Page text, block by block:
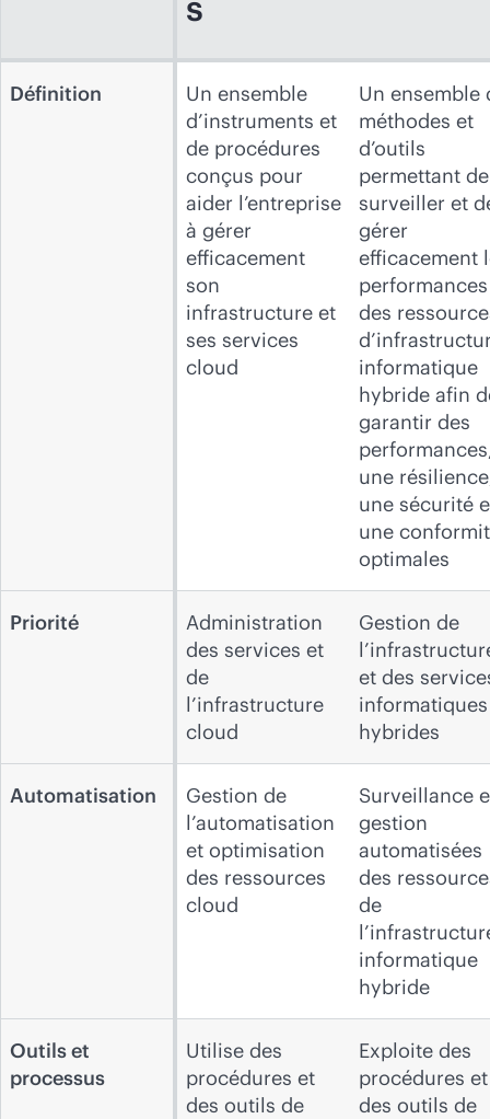
Définition
Un ensemble
d’instruments et
de procédures
conçus pour
aider l’entreprise
à gérer
efficacement
son
infrastructure et
ses services
cloud
Un ensemble
méthodes et
d’outils
permettant de
surveiller et
gérer
efficacement
performances
des
informatique
hybride afin
garantir des
une
une sécurité
une
optimales
Priorité
Administration
des services et
de
l’infrastructure
cloud
Gestion de
et des
informatiques
hybrides
Automatisation
Gestion de
l’automatisation
et optimisation
des ressources
cloud
Surveillance
gestion
automatisées
des
de
informatique
hybride
Outils et
processus
Utilise des
procédures et
des outils de
Exploite des
procédures et
des outils de